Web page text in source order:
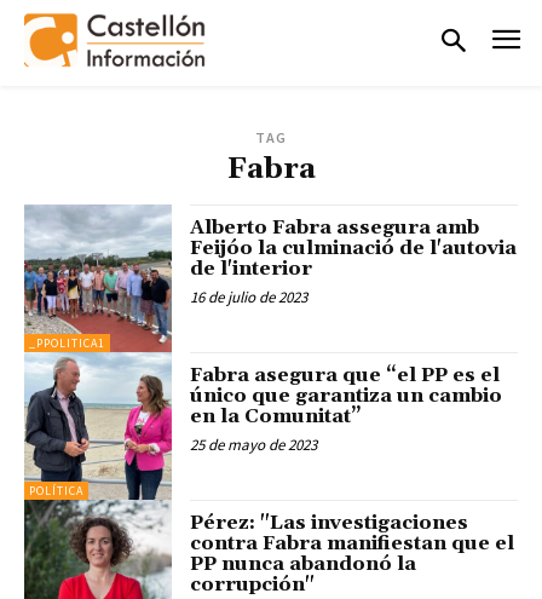
TAG
Fabra
_PPOLITICA1
Alberto Fabra assegura amb
Feijóo la culminació de l'autovia
de l'interior
16 de julio de 2023
POLÍTICA
Fabra asegura que “el PP es el
único que garantiza un cambio
en la Comunitat”
25 de mayo de 2023
Pérez: "Las investigaciones
contra Fabra manifiestan que el
PP nunca abandonó la
corrupción"